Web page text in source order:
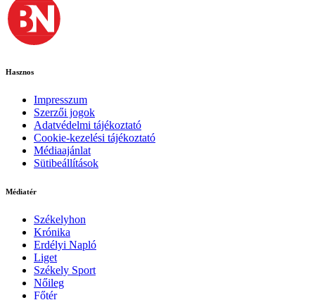
Hasznos
Impresszum
Szerzői jogok
Adatvédelmi tájékoztató
Cookie-kezelési tájékoztató
Médiaajánlat
Sütibeállítások
Médiatér
Székelyhon
Krónika
Erdélyi Napló
Liget
Székely Sport
Nőileg
Főtér